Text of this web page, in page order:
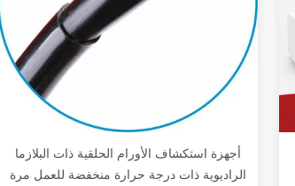
أجهزة استكشاف الأورام الحلقية ذات البلازما
الراديوية ذات درجة حرارة منخفضة للعمل مرة